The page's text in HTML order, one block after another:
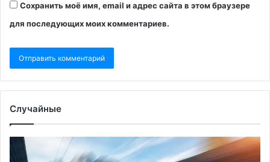
Сохранить моё имя, email и адрес сайта в этом браузере
для последующих моих комментариев.
Случайные
Петербурга